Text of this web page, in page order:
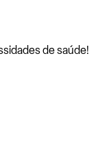
de saúde!